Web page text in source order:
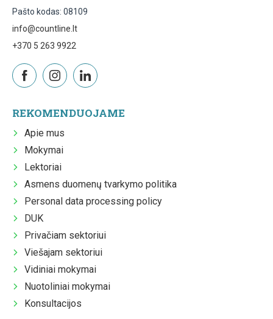
Pašto kodas: 08109
info@countline.lt
+370 5 263 9922
REKOMENDUOJAME
Apie mus
Mokymai
Lektoriai
Asmens duomenų tvarkymo politika
Personal data processing policy
DUK
Privačiam sektoriui
Viešajam sektoriui
Vidiniai mokymai
Nuotoliniai mokymai
Konsultacijos